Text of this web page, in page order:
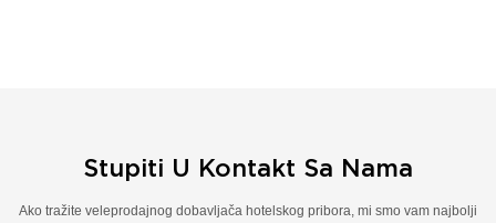
Stupiti U Kontakt Sa Nama
Ako tražite veleprodajnog dobavljača hotelskog pribora, mi smo vam najbolji